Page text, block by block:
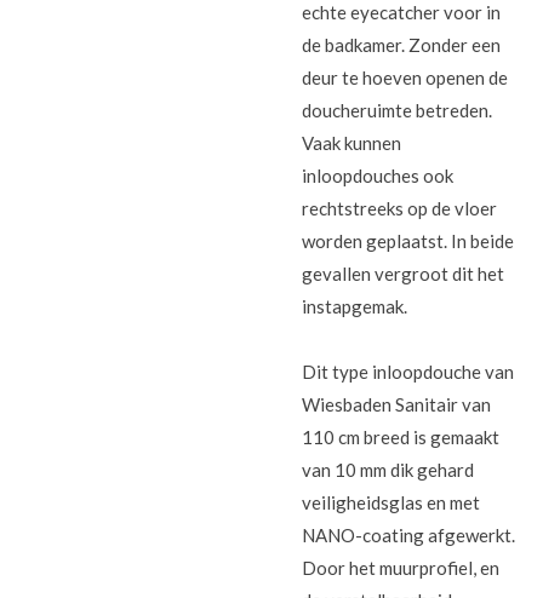
echte eyecatcher voor in
de badkamer. Zonder een
deur te hoeven openen de
doucheruimte betreden.
Vaak kunnen
inloopdouches ook
rechtstreeks op de vloer
worden geplaatst. In beide
gevallen vergroot dit het
instapgemak.
Dit type inloopdouche van
Wiesbaden Sanitair van
110 cm breed is gemaakt
van 10 mm dik gehard
veiligheidsglas en met
NANO-coating afgewerkt.
Door het muurprofiel, en